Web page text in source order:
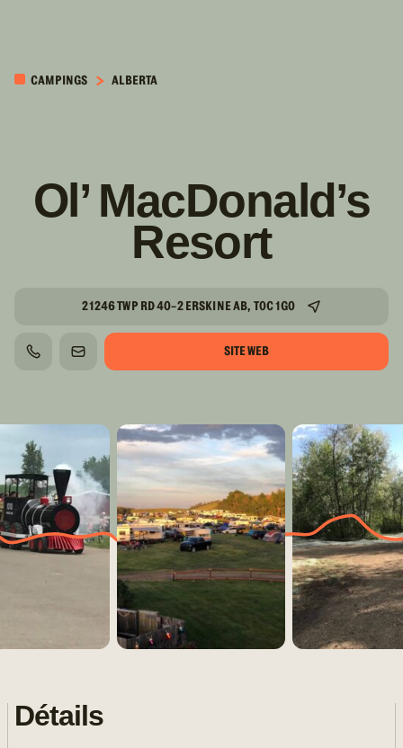
CONTENUCAMPINGS ALBERTA
Ol’ MacDonald’s
Resort
21246 TWP RD 40-2 ERSKINE AB, T0C 1G0
TÉLÉPHONECOURRIEL SITE WEB
Détails